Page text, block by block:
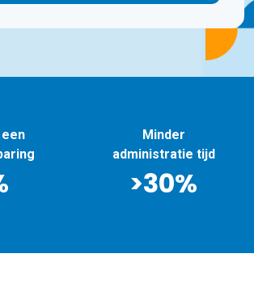
tijd
Altijd goed
geïmplementeerd
100%